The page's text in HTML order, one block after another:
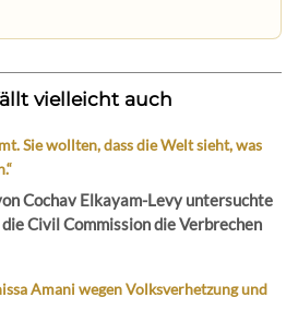
vielleicht auch
Sie wollten, dass die Welt sieht, was
Cochav Elkayam-Levy untersuchte
Civil Commission die Verbrechen
Amani wegen Volksverhetzung und